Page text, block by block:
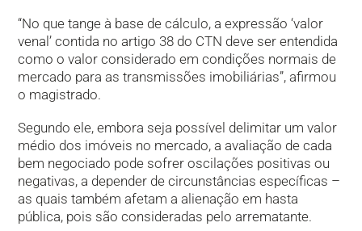
“No que tange à base de cálculo, a expressão ‘valor
venal’ contida no artigo 38 do CTN deve ser entendida
como o valor considerado em condições normais de
mercado para as transmissões imobiliárias”, afirmou
o magistrado.
Segundo ele, embora seja possível delimitar um valor
médio dos imóveis no mercado, a avaliação de cada
bem negociado pode sofrer oscilações positivas ou
negativas, a depender de circunstâncias específicas –
as quais também afetam a alienação em hasta
pública, pois são consideradas pelo arrematante.